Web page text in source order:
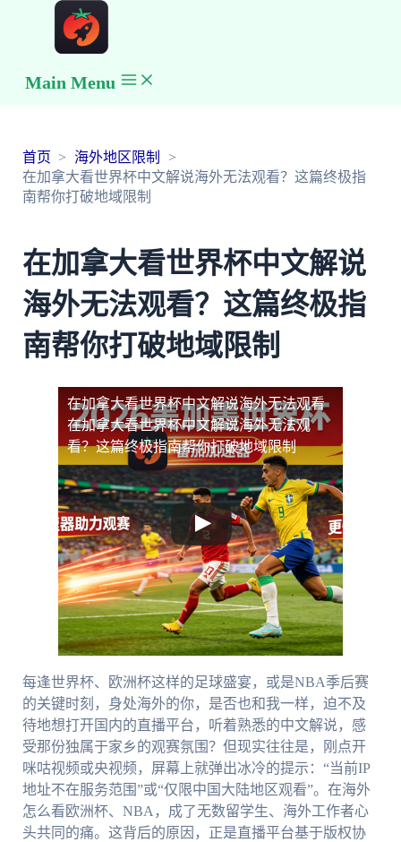
Main Menu
首页
海外地区限制
在加拿大看世界杯中文解说海外无法观看？这篇终极指
南帮你打破地域限制
在加拿大看世界杯中文解说
海外无法观看？这篇终极指
南帮你打破地域限制
在加拿大看世界杯中文解说海外无法观看
在加拿大看世界杯中文解说海外无法观
看？这篇终极指南帮你打破地域限制
每逢世界杯、欧洲杯这样的足球盛宴，或是NBA季后赛
的关键时刻，身处海外的你，是否也和我一样，迫不及
待地想打开国内的直播平台，听着熟悉的中文解说，感
受那份独属于家乡的观赛氛围？但现实往往是，刚点开
咪咕视频或央视频，屏幕上就弹出冰冷的提示：“当前IP
地址不在服务范围”或“仅限中国大陆地区观看”。在海外
怎么看欧洲杯、NBA，成了无数留学生、海外工作者心
头共同的痛。这背后的原因，正是直播平台基于版权协